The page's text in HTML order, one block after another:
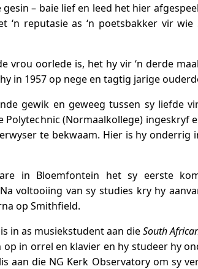
– baie lief en leed het hier
‘n reputasie as ‘n poetsbakker vir
vrou oorlede is, het hy vir ‘n derde
in 1957 op nege en tagtig jarige
gewik en geweeg tussen sy liefde
Polytechnic (Normaalkollege) ingeskryf
te bekwaam. Hier is hy onderrig
in Bloemfontein het sy eerste
voltooiing van sy studies kry hy
op Smithfield.
in as musiekstudent aan dieSouth
in orrel en klavier en hy studeer hy
aan die NG Kerk Observatory om sy